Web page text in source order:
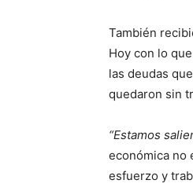
También
Hoy con lo
las deudas
quedaron sin
“Estamos
económica no
esfuerzo y